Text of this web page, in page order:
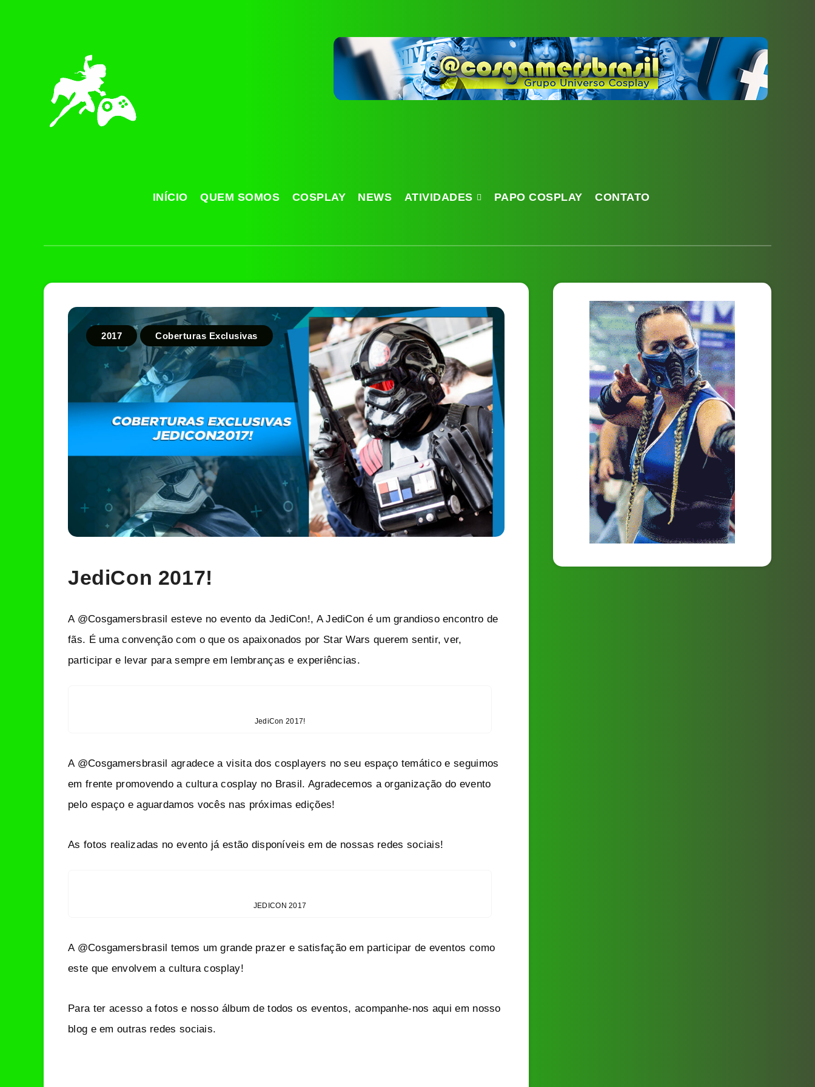
INÍCIO QUEM SOMOS COSPLAY NEWS ATIVIDADES PAPO COSPLAY CONTATO
2017 Coberturas Exclusivas
JediCon 2017!
A @Cosgamersbrasil esteve no evento da JediCon!, A JediCon é um grandioso encontro de
fãs. É uma convenção com o que os apaixonados por Star Wars querem sentir, ver,
participar e levar para sempre em lembranças e experiências.
JediCon 2017!
A @Cosgamersbrasil agradece a visita dos cosplayers no seu espaço temático e seguimos
em frente promovendo a cultura cosplay no Brasil. Agradecemos a organização do evento
pelo espaço e aguardamos vocês nas próximas edições!
As fotos realizadas no evento já estão disponíveis em de nossas redes sociais!
JEDICON 2017
A @Cosgamersbrasil temos um grande prazer e satisfação em participar de eventos como
este que envolvem a cultura cosplay!
Para ter acesso a fotos e nosso álbum de todos os eventos, acompanhe-nos aqui em nosso
blog e em outras redes sociais.